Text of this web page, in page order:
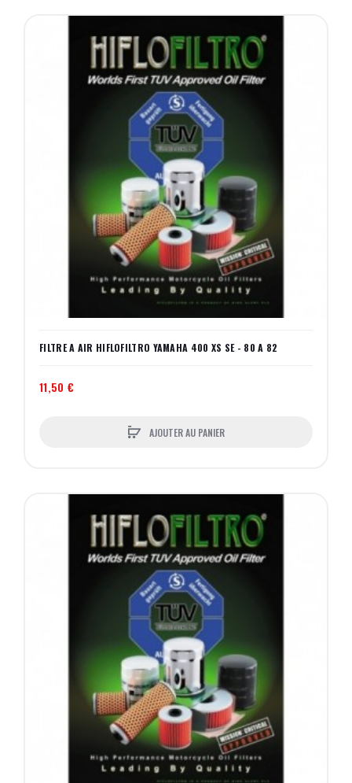
FILTRE A AIR HIFLOFILTRO YAMAHA 400 XS SE - 80 A 82
11,50 €
AJOUTER AU PANIER